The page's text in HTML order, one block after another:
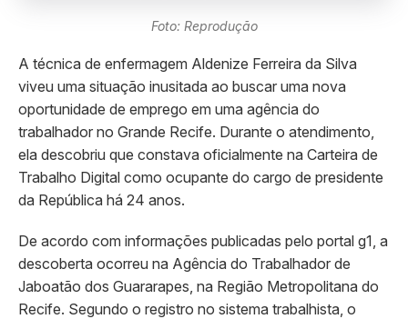
Foto: Reprodução
A técnica de enfermagem Aldenize Ferreira da Silva
viveu uma situação inusitada ao buscar uma nova
oportunidade de emprego em uma agência do
trabalhador no Grande Recife. Durante o atendimento,
ela descobriu que constava oficialmente na Carteira de
Trabalho Digital como ocupante do cargo de presidente
da República há 24 anos.
De acordo com informações publicadas pelo portal g1, a
descoberta ocorreu na Agência do Trabalhador de
Jaboatão dos Guararapes, na Região Metropolitana do
Recife. Segundo o registro no sistema trabalhista, o